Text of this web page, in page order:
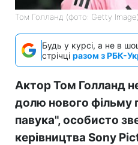
Том Голланд (фото: Getty Image)
Будь у курсі, а не в
стрічці разом з РБК-
Актор Том Голланд
долю нового фільму
павука", особисто
керівництва Sony